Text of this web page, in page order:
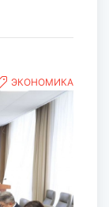
ЭКОНОМИКА